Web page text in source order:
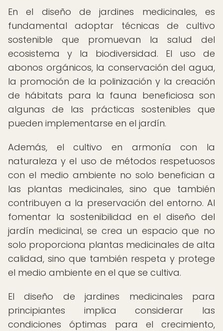
En el diseño de jardines medicinales, es
fundamental adoptar técnicas de cultivo
sostenible que promuevan la salud del
ecosistema y la biodiversidad. El uso de
abonos orgánicos, la conservación del agua,
la promoción de la polinización y la creación
de hábitats para la fauna beneficiosa son
algunas de las prácticas sostenibles que
pueden implementarse en el jardín.
Además, el cultivo en armonía con la
naturaleza y el uso de métodos respetuosos
con el medio ambiente no solo benefician a
las plantas medicinales, sino que también
contribuyen a la preservación del entorno. Al
fomentar la sostenibilidad en el diseño del
jardín medicinal, se crea un espacio que no
solo proporciona plantas medicinales de alta
calidad, sino que también respeta y protege
el medio ambiente en el que se cultiva.
El diseño de jardines medicinales para
principiantes implica considerar las
condiciones óptimas para el crecimiento,